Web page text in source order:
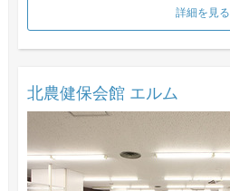
詳細を見る
北農健保会館 エルム